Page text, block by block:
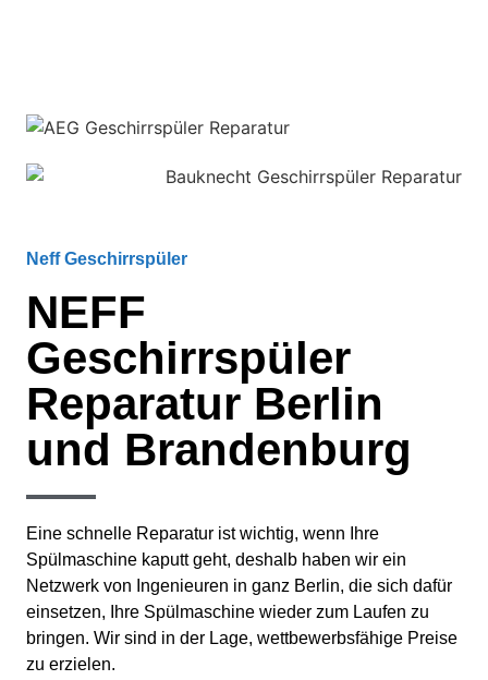
Neff Geschirrspüler
NEFF
Geschirrspüler
Reparatur Berlin
und Brandenburg
Eine schnelle Reparatur ist wichtig, wenn Ihre
Spülmaschine kaputt geht, deshalb haben wir ein
Netzwerk von Ingenieuren in ganz Berlin, die sich dafür
einsetzen, Ihre Spülmaschine wieder zum Laufen zu
bringen. Wir sind in der Lage, wettbewerbsfähige Preise
zu erzielen.